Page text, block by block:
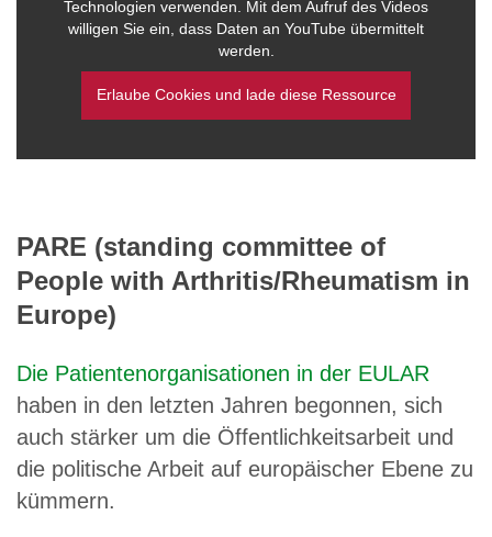
Technologien verwenden. Mit dem Aufruf des Videos
willigen Sie ein, dass Daten an YouTube übermittelt
werden.
Erlaube Cookies und lade diese Ressource
PARE (standing committee of
People with Arthritis/Rheumatism in
Europe)
Die Patientenorganisationen in der EULAR
haben in den letzten Jahren begonnen, sich
auch stärker um die Öffentlichkeitsarbeit und
die politische Arbeit auf europäischer Ebene zu
kümmern.